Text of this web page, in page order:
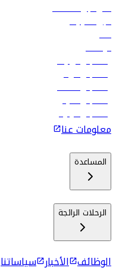
فلاي دبي للعطلات
تأجير السيارات
فنادق
الوظائف
رحلات إلى تبيليسي
رحلات إلى الرياض
رحلات إلى مسقط
رحلات إلى ماليه
رحلات إلى كولومبو
معلومات عنا
المساعدة
الرحلات الرائجة
الوظائف الأخبار سياساتنا